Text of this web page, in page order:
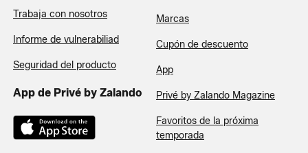
Trabaja con nosotros
Informe de vulnerabiliad
Seguridad del producto
App de Privé by Zalando
Marcas
Cupón de descuento
App
Privé by Zalando Magazine
Favoritos de la próxima
temporada